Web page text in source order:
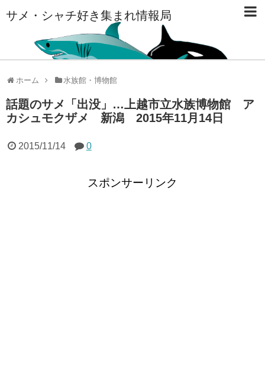
サメ・シャチ好き集まれ情報局
ホーム 水族館・博物館
話題のサメ「出没」…上越市立水族博物館 ア
カシュモクザメ 新潟 2015年11月14日
2015/11/14 0
スポンサーリンク